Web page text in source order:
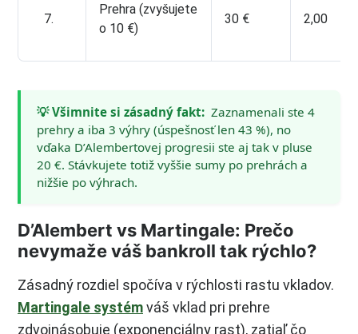
7.
Prehra (zvyšujete
o 10 €)
30 € 2,00
💡 Všimnite si zásadný fakt: Zaznamenali ste 4
prehry a iba 3 výhry (úspešnosť len 43 %), no
vďaka D’Alembertovej progresii ste aj tak v pluse
20 €. Stávkujete totiž vyššie sumy po prehrách a
nižšie po výhrach.
D’Alembert vs Martingale: Prečo
nevymaže váš bankroll tak rýchlo?
Zásadný rozdiel spočíva v rýchlosti rastu vkladov.
Martingale systémváš vklad pri prehre
zdvojnásobuje (exponenciálny rast), zatiaľ čo